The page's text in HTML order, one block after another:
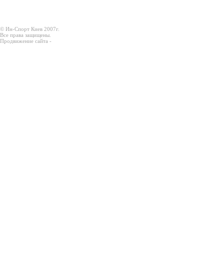
© Ин-Спорт Киев 2007г.
Все права защищены.
Продвижение сайта -